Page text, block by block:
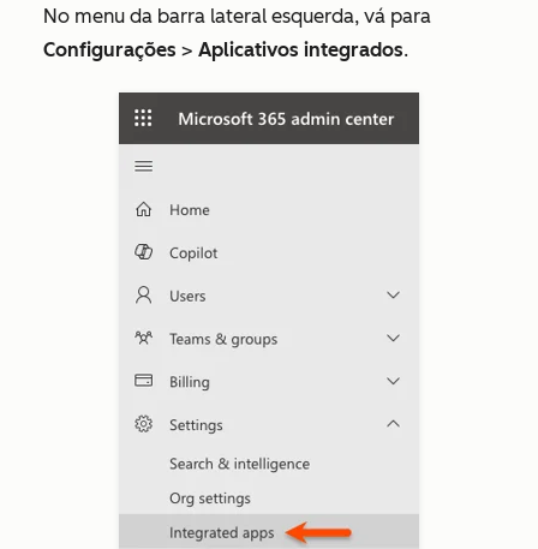
No menu da barra lateral esquerda, vá para
Configurações > Aplicativos integrados.